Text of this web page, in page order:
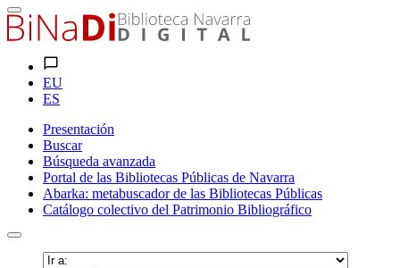
EU
ES
Presentación
Buscar
Búsqueda avanzada
Portal de las Bibliotecas Públicas de Navarra
Abarka: metabuscador de las Bibliotecas Públicas
Catálogo colectivo del Patrimonio Bibliográfico